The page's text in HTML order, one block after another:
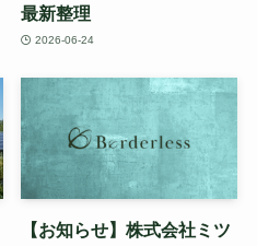
最新整理
2026-06-24
【お知らせ】株式会社ミツ